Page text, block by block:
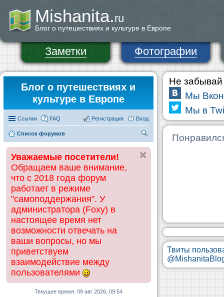
Mishanita.ru
Блог о путешествиях и культуре в Европе
Заметки Фотографии
Блог о путешествиях и
культуре в Европе
Ссылки FAQ Вход
Регистрация
Список форумов
ск
Уважаемые посетители!
Обращаем ваше внимание,
что с 2018 года форум
работает в режиме
"самоподдержания". У
администратора (Foxy) в
настоящее время нет
возможности отвечать на
ваши вопросы, но мы
приветствуем
взаимодействие между
пользователями
Текущее время: 09 авг 2026, 09:54
Не забывай
Мы
Мы в
Твиты